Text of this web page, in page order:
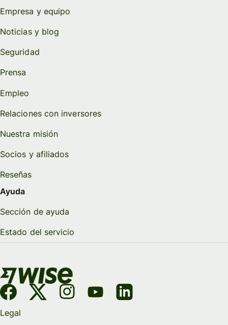
Empresa y equipo
Noticias y blog
Seguridad
Prensa
Empleo
Relaciones con inversores
Nuestra misión
Socios y afiliados
Reseñas
Ayuda
Sección de ayuda
Estado del servicio
Legal